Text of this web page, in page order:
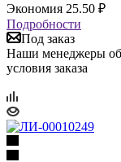
Экономия 25.50 ₽
Подробности
Под заказ
Наши менеджеры
условия заказа